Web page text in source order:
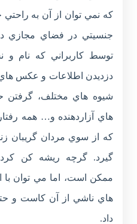
که نمي توان از آن به
جنسيتي در فضاي مجازي
توسط کاربراني که نام و
دزديدن اطلاعات و عکس
شيوه هاي مختلف، گرفتن
هاي آزاردهنده و… همه
که از سوي مردان گريبان
گيرد. گرچه ريشه کن
ممکن است، اما مي توان با
هاي ناشي از آن کاست و
داد.